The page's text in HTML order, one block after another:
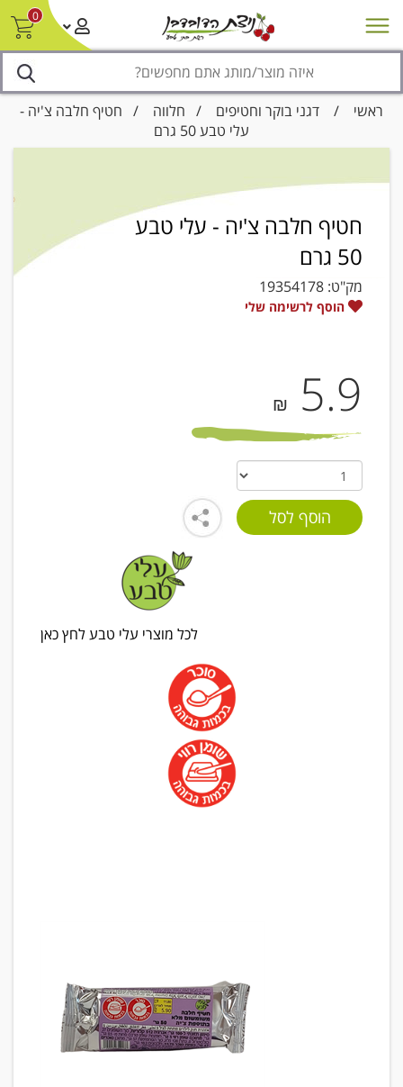
0
מבצעים סניפים צור קשר/ביטול הזמנה
ראשי / דגני בוקר וחטיפים / חלווה / חטיף חלבה צ'יה -
עלי טבע 50 גרם
חטיף חלבה צ'יה - עלי טבע
50 גרם
מק"ט: 19354178
הוסף לרשימה שלי
5.9
₪
לכל מוצרי עלי טבע לחץ כאן